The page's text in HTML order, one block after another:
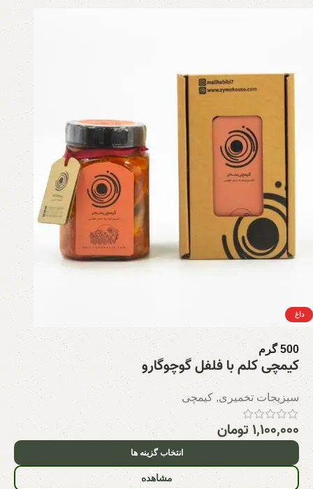
داغ
500 گرم
کیمچی کلم با فلفل گوچوگارو
سبزیجات تخمیری, کیمچی
۱,۱۰۰,۰۰۰تومان
انتخاب گزینه ها
مشاهده